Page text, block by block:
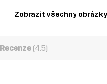
Zobrazit všechny obrázky
Recenze (4.5)